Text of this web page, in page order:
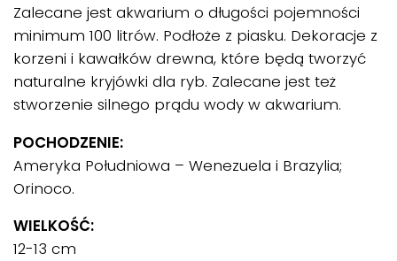
Zalecane jest akwarium o długości pojemności
minimum 100 litrów. Podłoże z piasku. Dekoracje z
korzeni i kawałków drewna, które będą tworzyć
naturalne kryjówki dla ryb. Zalecane jest też
stworzenie silnego prądu wody w akwarium.
POCHODZENIE:
Ameryka Południowa – Wenezuela i Brazylia;
Orinoco.
WIELKOŚĆ:
12-13 cm